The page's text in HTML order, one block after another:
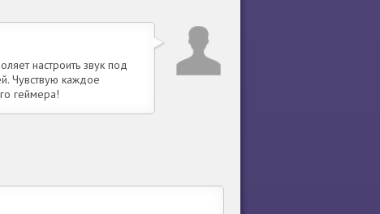
настроить звук под
Чувствую каждое
геймера!